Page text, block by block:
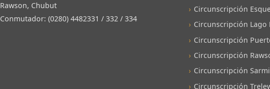
Rawson, Chubut
Conmutador: (0280) 4482331 / 332 / 334
Circunscripción
Circunscripción Lago
Circunscripción
Circunscripción
Circunscripción
Circunscripción